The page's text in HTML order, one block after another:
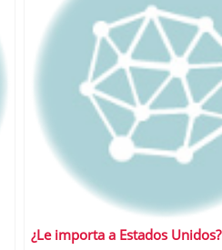
¿Le importa a Estados Unidos?